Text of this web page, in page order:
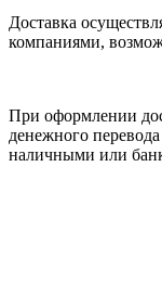
Доставка
компаниями,
При оформлении
денежного
наличными или